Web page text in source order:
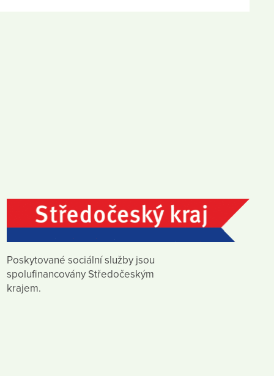
Poskytované sociální služby jsou
spolufinancovány Středočeským
krajem.